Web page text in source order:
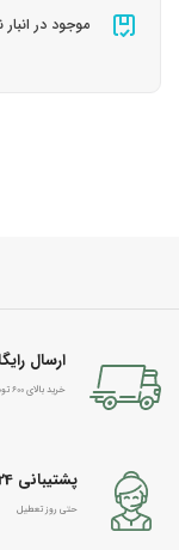
موجود در
ارسال
خرید بالای 600 تومان
پشتیبانی 24 ساعته
حتی روز تعطیل